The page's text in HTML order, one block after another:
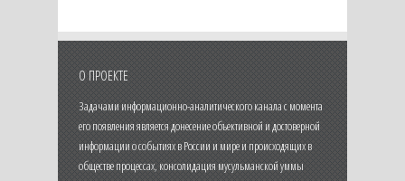
О ПРОЕКТЕ
Задачами информационно-аналитического канала с момента
его появления является донесение объективной и достоверной
информации о событиях в России и мире и происходящих в
обществе процессах, консолидация мусульманской уммы